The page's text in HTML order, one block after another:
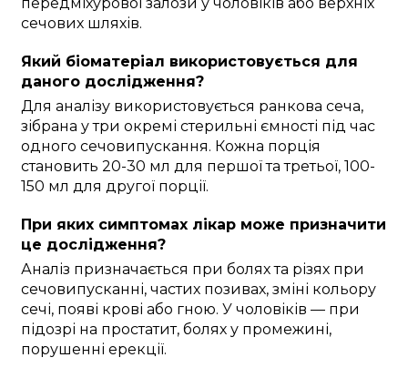
передміхурової залози у чоловіків або верхніх
сечових шляхів.
Який біоматеріал використовується для
даного дослідження?
Для аналізу використовується ранкова сеча,
зібрана у три окремі стерильні ємності під час
одного сечовипускання. Кожна порція
становить 20-30 мл для першої та третьої, 100-
150 мл для другої порції.
При яких симптомах лікар може призначити
це дослідження?
Аналіз призначається при болях та різях при
сечовипусканні, частих позивах, зміні кольору
сечі, появі крові або гною. У чоловіків — при
підозрі на простатит, болях у промежині,
порушенні ерекції.